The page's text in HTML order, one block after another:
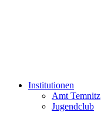
Institutionen
Amt Temnitz
Jugendclub